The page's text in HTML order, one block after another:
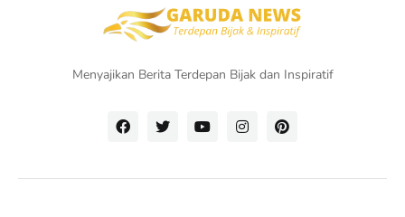
Menyajikan Berita Terdepan Bijak dan Inspiratif